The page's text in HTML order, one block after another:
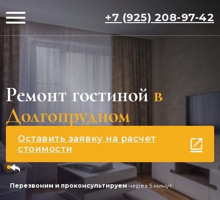
+7 (925) 208-97-42
Ремонт гостиной в
Долгопрудном
Оставить заявку на расчет
стоимости
Перезвоним и проконсультируем через 5 минут